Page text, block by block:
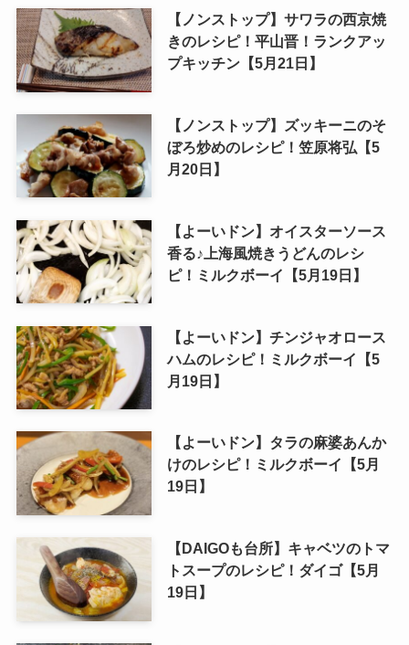
【ノンストップ】サワラの西京焼
きのレシピ！平山晋！ランクアッ
プキッチン【5月21日】
【ノンストップ】ズッキーニのそ
ぼろ炒めのレシピ！笠原将弘【5
月20日】
【よーいドン】オイスターソース
香る♪上海風焼きうどんのレシ
ピ！ミルクボーイ【5月19日】
【よーいドン】チンジャオロース
ハムのレシピ！ミルクボーイ【5
月19日】
【よーいドン】タラの麻婆あんか
けのレシピ！ミルクボーイ【5月
19日】
【DAIGOも台所】キャベツのトマ
トスープのレシピ！ダイゴ【5月
19日】